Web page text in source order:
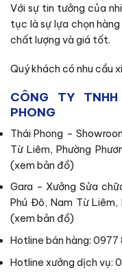
Với sự tin tưởng của
tục là sự lựa chọn
chất lượng và giá tốt.
Quý khách có nhu cầu
CÔNG TY
PHONG
Thái Phong –
Từ Liêm, Phường
(xem bản đồ)
Gara – Xưởng Sửa
Phú Đô, Nam Từ
(xem bản đồ)
Hotline bán hàng: 0977
Hotline xưởng dịch vụ: